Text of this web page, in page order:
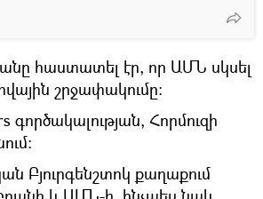
հաստատել էր, որ ԱՄՆ սկսել
շրջափակումը:
գործակալության, Հորմուզի
Բյուրգենշտոկ քաղաքում